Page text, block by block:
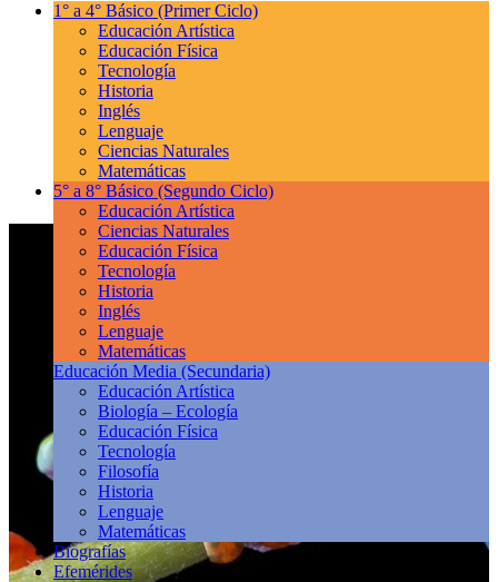
1° a 4° Básico (Primer Ciclo)
Educación Artística
Educación Física
Tecnología
Historia
Inglés
Lenguaje
Ciencias Naturales
Matemáticas
5° a 8° Básico (Segundo Ciclo)
Educación Artística
Ciencias Naturales
Educación Física
Tecnología
Historia
Inglés
Lenguaje
Matemáticas
Educación Media (Secundaria)
Educación Artística
Biología – Ecología
Educación Física
Tecnología
Filosofía
Historia
Lenguaje
Matemáticas
Biografías
Efemérides